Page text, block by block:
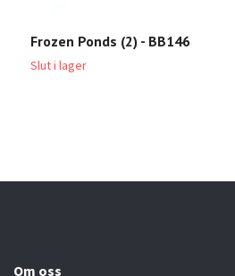
Frozen Ponds (2) - BB146
Slut i lager
Om oss